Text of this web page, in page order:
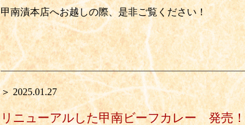
甲南漬本店へお越しの際、是非ご覧ください！
＞ 2025.01.27
リニューアルした甲南ビーフカレー 発売！